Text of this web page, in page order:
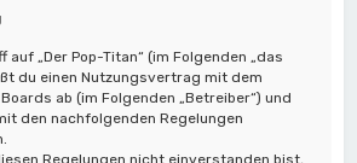
auf „Der Pop-Titan“ (im Folgenden „das
du einen Nutzungsvertrag mit dem
ab (im Folgenden „Betreiber“) und
den nachfolgenden Regelungen
Regelungen nicht einverstanden bist,